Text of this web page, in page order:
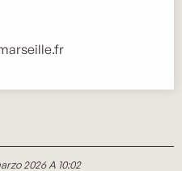
2026 A 10:02